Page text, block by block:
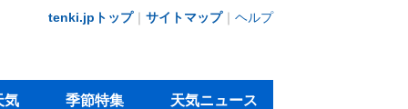
tenki.jpトップ｜ サイトマップ｜ ヘルプ
気 季節特集 天気ニュース